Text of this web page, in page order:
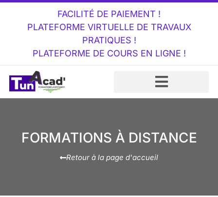
FACILITÉ DE PAIEMENT !
PLATEFORME VIRTUELLE DE TRAVAUX
PRATIQUES !
PLATEFORME DE COURS EN LIGNE !
FORMATIONS À DISTANCE
Retour à la page d'accueil